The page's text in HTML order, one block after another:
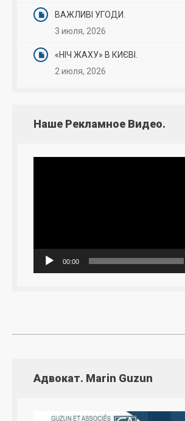
ВАЖЛИВІ УГОДИ.
3 июля, 2026
«НІЧ ЖАХУ» В КИЄВІ.
2 июля, 2026
Наше Рекламное Видео.
00:00
Адвокат. Marin Guzun